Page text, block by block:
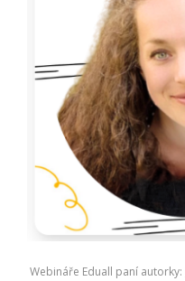
Webináře Eduall paní autorky: